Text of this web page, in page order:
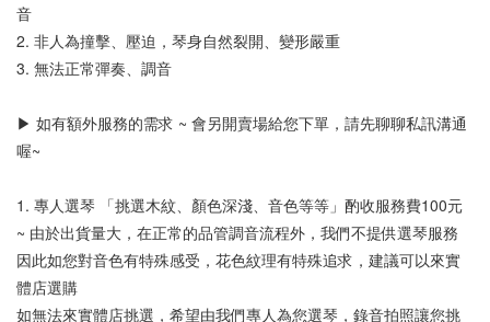
音
2. 非人為撞擊、壓迫，琴身自然裂開、變形嚴重
3. 無法正常彈奏、調音
▶ 如有額外服務的需求 ~ 會另開賣場給您下單，請先聊聊私訊溝通
喔~
1. 專人選琴 「挑選木紋、顏色深淺、音色等等」酌收服務費100元
~ 由於出貨量大，在正常的品管調音流程外，我們不提供選琴服務
因此如您對音色有特殊感受，花色紋理有特殊追求，建議可以來實
體店選購
如無法來實體店挑選，希望由我們專人為您選琴，錄音拍照讓您挑